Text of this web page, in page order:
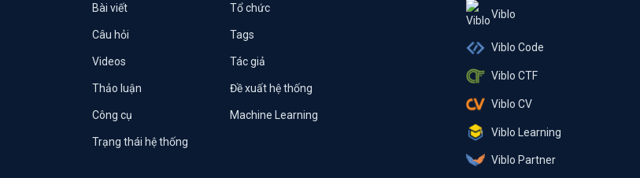
Bài viết Tổ chức
Câu hỏi Tags
Videos Tác giả
Thảo luận Đề xuất hệ thống
Công cụ Machine Learning
Trạng thái hệ thống
Viblo
Viblo Code
Viblo CTF
Viblo CV
Viblo Learning
Viblo Partner